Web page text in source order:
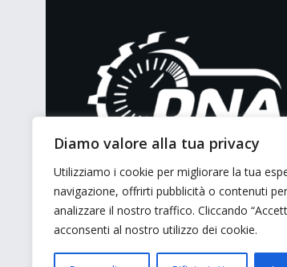
Diamo valore alla tua privacy
Utilizziamo i cookie per migliorare la tua
navigazione, offrirti pubblicità o contenuti
analizzare il nostro traffico. Cliccando
acconsenti al nostro utilizzo dei cookie.
E’ un portale di news ai sensi del D.L.
7/5/2001 n. 62